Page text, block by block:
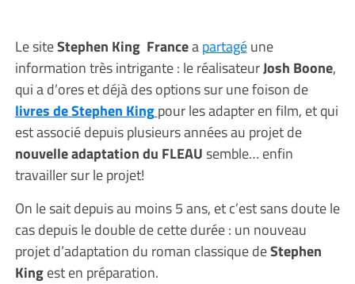
Le siteStephen King Franceapartagéune
information très intrigante : le réalisateurJosh Boone,
qui a d’ores et déjà des options sur une foison de
livres de Stephen Kingpour les adapter en film, et qui
est associé depuis plusieurs années au projet de
nouvelle adaptation du FLEAUsemble… enfin
travailler sur le projet!
On le sait depuis au moins 5 ans, et c’est sans doute le
cas depuis le double de cette durée : un nouveau
projet d’adaptation du roman classique deStephen
Kingest en préparation.